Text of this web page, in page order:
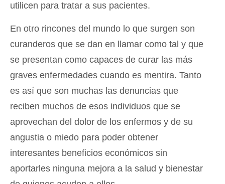
utilicen para tratar a sus pacientes.
En otro rincones del mundo lo que surgen son
curanderos que se dan en llamar como tal y que
se presentan como capaces de curar las más
graves enfermedades cuando es mentira. Tanto
es así que son muchas las denuncias que
reciben muchos de esos individuos que se
aprovechan del dolor de los enfermos y de su
angustia o miedo para poder obtener
interesantes beneficios económicos sin
aportarles ninguna mejora a la salud y bienestar